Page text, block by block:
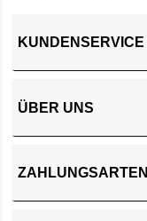
KUNDENSERVICE
ÜBER UNS
ZAHLUNGSARTEN